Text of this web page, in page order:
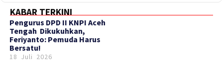
KABAR TERKINI
‎Pengurus DPD II KNPI Aceh
Tengah Dikukuhkan,
Feriyanto: Pemuda Harus
Bersatu!
18 Juli 2026